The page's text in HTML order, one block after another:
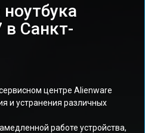
в Санкт-
центре Alienware
и устранения различных
работе устройства,